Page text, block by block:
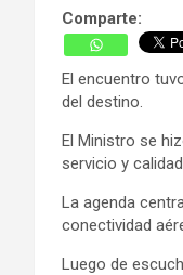
Comparte:
El encuentro
del destino.
El Ministro se
servicio y
La agenda
conectividad
Luego de